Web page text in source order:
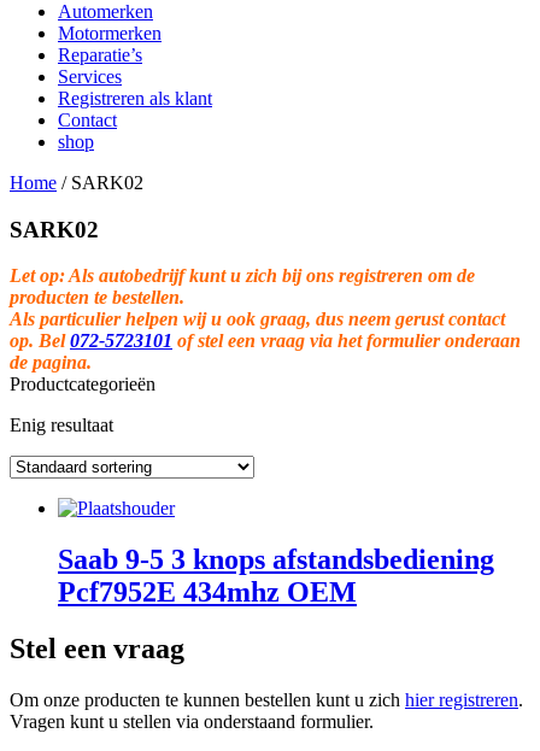
Automerken
Motormerken
Reparatie’s
Services
Registreren als klant
Contact
shop
Home / SARK02
SARK02
Let op: Als autobedrijf kunt u zich bij ons registreren om de
producten te bestellen.
Als particulier helpen wij u ook graag, dus neem gerust contact
op. Bel072-5723101 of stel een vraag via het formulier onderaan
de pagina.
Productcategorieën
Enig resultaat
Saab 9-5 3 knops afstandsbediening
Pcf7952E 434mhz OEM
Stel een vraag
Om onze producten te kunnen bestellen kunt u zich hier registreren.
Vragen kunt u stellen via onderstaand formulier.